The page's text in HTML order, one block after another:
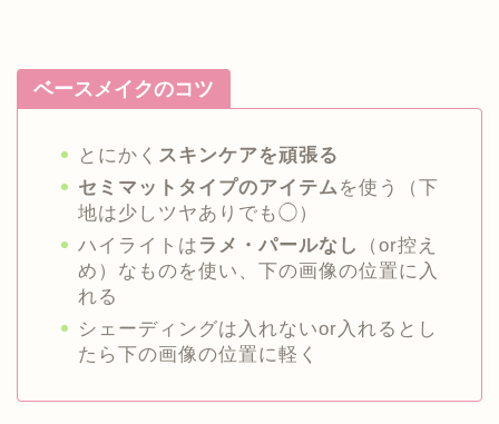
ベースメイクのコツ
とにかく スキンケアを頑張る
セミマットタイプのアイテムを使う（下
地は少しツヤありでも◯）
ハイライトは ラメ・パールなし
（or控え
め）なものを使い、下の画像の位置に入
れる
シェーディングは入れないor入れるとし
たら下の画像の位置に軽く